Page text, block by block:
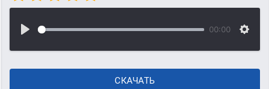
00:00
СКАЧАТЬ